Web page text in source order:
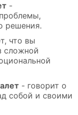
-
решения.
что вы
сложной
- говорит о
собой и своими